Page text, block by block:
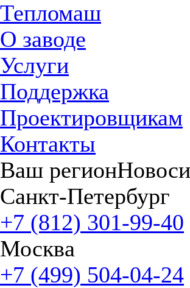
Тепломаш
О заводе
Услуги
Поддержка
Проектировщикам
Контакты
Ваш регион
Санкт-Петербург
+7 (812) 301-99-40
Москва
+7 (499) 504-04-24